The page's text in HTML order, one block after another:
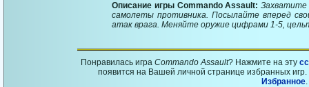
Описание игры Commando Assault:Захватите
самолеты противника. Посылайте вперед
атак врага. Меняйте оружие цифрами 1-5,
Понравилась игра Commando Assault? Нажмите на эту
появится на Вашей личной странице избранных
Избранное.